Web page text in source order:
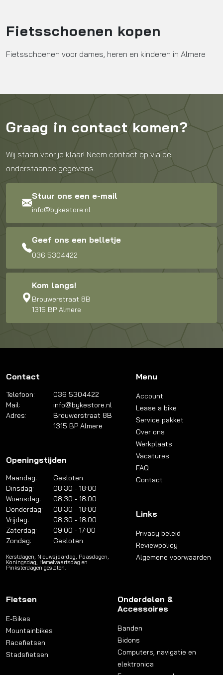
Fietsschoenen kopen
Fietsschoenen voor dames, heren en kinderen in Almere
Graag in contact komen?
Wij staan voor je klaar! Neem contact op via de
onderstaande gegevens.
Stuur ons een e-mail
info@bykestore.nl
Geef ons een belletje
036 5304422
Kom langs!
Brouwerstraat 8B
1315 BP Almere
Contact
Telefoon:
036 5304422
Mail:
info@bykestore.nl
Adres:
Brouwerstraat 8B
1315 BP Almere
Openingstijden
Maandag:
Gesloten
Dinsdag:
08:30 - 18:00
Woensdag:
08:30 - 18:00
Donderdag:
08:30 - 18:00
Vrijdag:
08:30 - 18:00
Zaterdag:
09:00 - 17:00
Zondag:
Gesloten
Kerstdagen, Nieuwsjaardag, Paasdagen,
Koningsdag, Hemelvaartsdag en
Pinksterdagen gesloten.
Menu
Account
Lease a bike
Service pakket
Over ons
Werkplaats
Vacatures
FAQ
Contact
Links
Privacy beleid
Reviewpolicy
Algemene voorwaarden
Fietsen
E-Bikes
Mountainbikes
Racefietsen
Stadsfietsen
Onderdelen &
Accessoires
Banden
Bidons
Computers, navigatie en
elektronica